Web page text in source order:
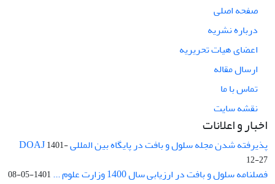
صفحه اصلی
درباره نشریه
اعضای هیات تحریریه
ارسال مقاله
تماس با ما
نقشه سایت
اخبار و اعلانات
پذیرفته شدن مجله سلول و بافت در پایگاه بین المللی DOAJ1401-
12-27
فصلنامه سلول و بافت در ارزیابی سال 1400 وزارت علوم ... 1401-05-08